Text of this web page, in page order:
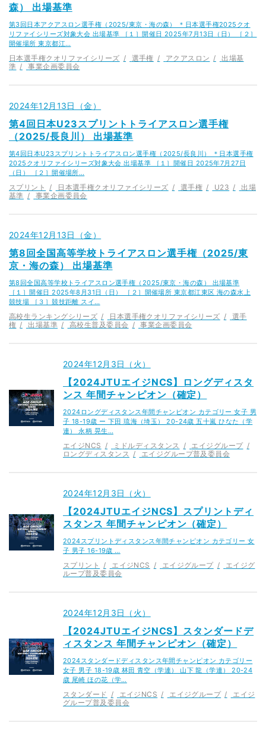
森） 出場基準
第3回日本アクアスロン選手権（2025/東京・海の森） ＊日本選手権2025クオ
リファイシリーズ対象大会 出場基準 ［１］開催日 2025年7月13日（日） ［２］
開催場所 東京都江…
日本選手権クオリファイシリーズ 選手権 アクアスロン
出場基
準
事業企画委員会
2024年12月13日（金）
第4回日本U23スプリントトライアスロン選手権
（2025/長良川） 出場基準
第4回日本U23スプリントトライアスロン選手権（2025/長良川） ＊日本選手権
2025クオリファイシリーズ対象大会 出場基準 ［１］開催日 2025年7月27日
（日） ［２］開催場所…
スプリント 日本選手権クオリファイシリーズ 選手権 U23
出場
基準
事業企画委員会
2024年12月13日（金）
第8回全国高等学校トライアスロン選手権（2025/東
京・海の森） 出場基準
第8回全国高等学校トライアスロン選手権（2025/東京・海の森） 出場基準
［１］開催日 2025年8月31日（日） ［２］開催場所 東京都江東区 海の森水上
競技場 ［３］競技距離 スイ…
高校生ランキングシリーズ 日本選手権クオリファイシリーズ
選手
権
出場基準 高校生普及委員会 事業企画委員会
2024年12月3日（火）
【2024JTUエイジNCS】ロングディスタ
ンス 年間チャンピオン（確定）
2024ロングディスタンス年間チャンピオン カテゴリー 女子 男
子 18-19歳 ー 下田 琉海（埼玉） 20-24歳 五十嵐 ひなた（学
連） 永柄 晃生…
エイジNCS ミドルディスタンス
エイジグループ
ロングディスタンス
エイジグループ普及委員会
2024年12月3日（火）
【2024JTUエイジNCS】スプリントディ
スタンス 年間チャンピオン（確定）
2024スプリントディスタンス年間チャンピオン カテゴリー 女
子 男子 16-19歳 …
スプリント エイジNCS エイジグループ
エイジグ
ループ普及委員会
2024年12月3日（火）
【2024JTUエイジNCS】スタンダードデ
ィスタンス 年間チャンピオン（確定）
2024スタンダードディスタンス年間チャンピオン カテゴリー
女子 男子 18-19歳 林田 青空（学連） 山下 龍（学連） 20-24
歳 尾崎 ほの花（学…
スタンダード エイジNCS エイジグループ
エイジ
グループ普及委員会